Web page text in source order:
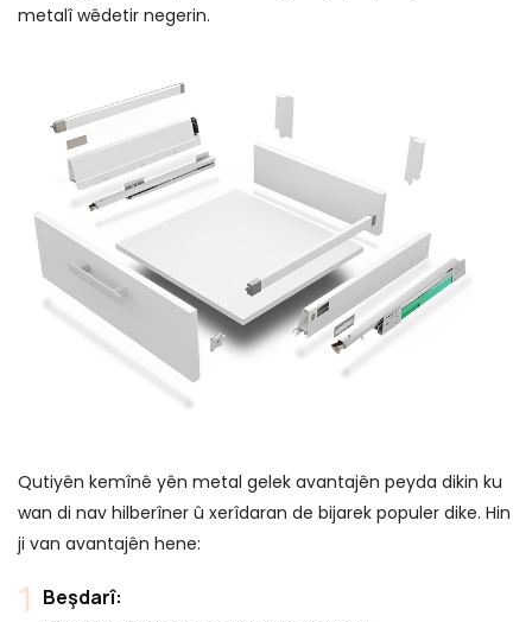
metalî wêdetir negerin.
Qutiyên kemînê yên metal gelek avantajên peyda dikin ku
wan di nav hilberîner û xerîdaran de bijarek populer dike. Hin
ji van avantajên hene:
Beşdarî: